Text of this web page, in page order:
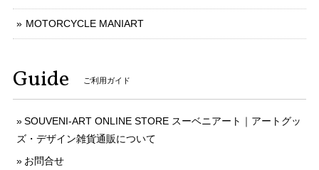
MOTORCYCLE MANIART
Guide ご利用ガイド
SOUVENI-ART ONLINE STORE スーベニアート｜アートグッ
ズ・デザイン雑貨通販について
お問合せ